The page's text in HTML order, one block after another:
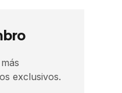
exclusivos.